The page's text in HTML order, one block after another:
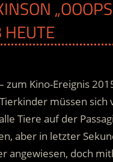
zum Kino-Ereignis
müssen
Tiere auf der
aber in letzter
angewiesen, doch